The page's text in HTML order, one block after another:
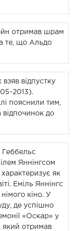
отримав шрам
те, що Альдо
відпустку
2013).
пояснили тим,
відпочинок до
Геббельс
Яннінгсом
як
Еміль Яннінгс
кіно. У
де успішно
«Оскар» у
який отримав